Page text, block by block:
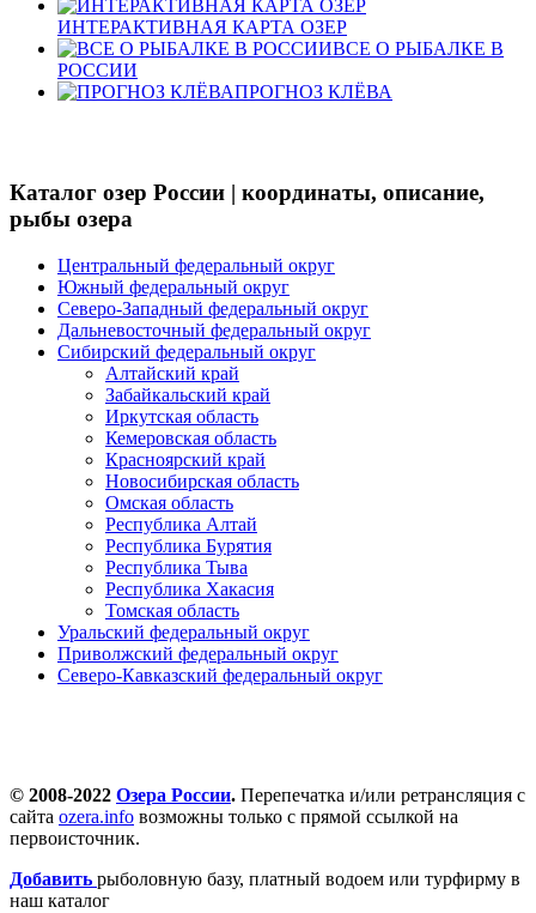
ИНТЕРАКТИВНАЯ КАРТА ОЗЕР
ВСЕ О РЫБАЛКЕ В
РОССИИ
ПРОГНОЗ КЛЁВА
Каталог озер России | координаты, описание,
рыбы озера
Центральный федеральный округ
Южный федеральный округ
Северо-Западный федеральный округ
Дальневосточный федеральный округ
Сибирский федеральный округ
Алтайский край
Забайкальский край
Иркутская область
Кемеровская область
Красноярский край
Новосибирская область
Омская область
Республика Алтай
Республика Бурятия
Республика Тыва
Республика Хакасия
Томская область
Уральский федеральный округ
Приволжский федеральный округ
Северо-Кавказский федеральный округ
© 2008-2022 Озера России. Перепечатка и/или ретрансляция с
сайта ozera.info возможны только с прямой ссылкой на
первоисточник.
Добавить рыболовную базу, платный водоем или турфирму в
наш каталог